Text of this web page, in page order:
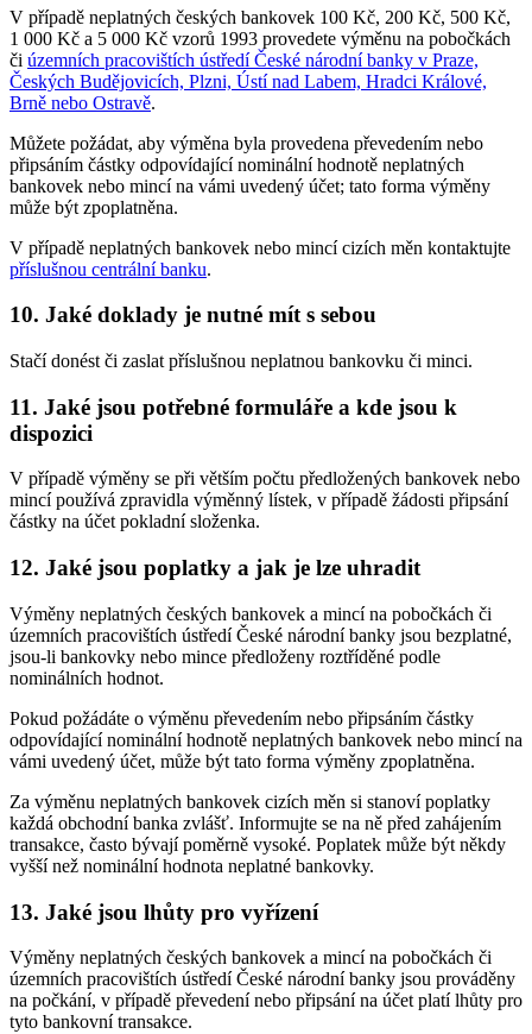
V případě neplatných českých bankovek 100 Kč, 200 Kč, 500 Kč,
1 000 Kč a 5 000 Kč vzorů 1993 provedete výměnu na pobočkách
či územních pracovištích ústředí České národní banky v Praze,
Českých Budějovicích, Plzni, Ústí nad Labem, Hradci Králové,
Brně nebo Ostravě.
Můžete požádat, aby výměna byla provedena převedením nebo
připsáním částky odpovídající nominální hodnotě neplatných
bankovek nebo mincí na vámi uvedený účet; tato forma výměny
může být zpoplatněna.
V případě neplatných bankovek nebo mincí cizích měn kontaktujte
příslušnou centrální banku.
10. Jaké doklady je nutné mít s sebou
Stačí donést či zaslat příslušnou neplatnou bankovku či minci.
11. Jaké jsou potřebné formuláře a kde jsou k
dispozici
V případě výměny se při větším počtu předložených bankovek nebo
mincí používá zpravidla výměnný lístek, v případě žádosti připsání
částky na účet pokladní složenka.
12. Jaké jsou poplatky a jak je lze uhradit
Výměny neplatných českých bankovek a mincí na pobočkách či
územních pracovištích ústředí České národní banky jsou bezplatné,
jsou-li bankovky nebo mince předloženy roztříděné podle
nominálních hodnot.
Pokud požádáte o výměnu převedením nebo připsáním částky
odpovídající nominální hodnotě neplatných bankovek nebo mincí na
vámi uvedený účet, může být tato forma výměny zpoplatněna.
Za výměnu neplatných bankovek cizích měn si stanoví poplatky
každá obchodní banka zvlášť. Informujte se na ně před zahájením
transakce, často bývají poměrně vysoké. Poplatek může být někdy
vyšší než nominální hodnota neplatné bankovky.
13. Jaké jsou lhůty pro vyřízení
Výměny neplatných českých bankovek a mincí na pobočkách či
územních pracovištích ústředí České národní banky jsou prováděny
na počkání, v případě převedení nebo připsání na účet platí lhůty pro
tyto bankovní transakce.